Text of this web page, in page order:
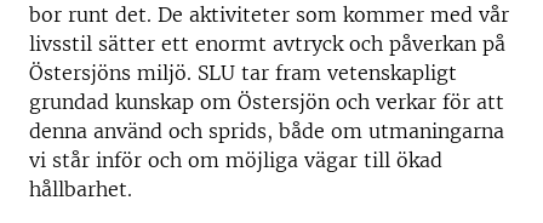
bor runt det. De aktiviteter som kommer med vår
livsstil sätter ett enormt avtryck och påverkan på
Östersjöns miljö. SLU tar fram vetenskapligt
grundad kunskap om Östersjön och verkar för att
denna använd och sprids, både om utmaningarna
vi står inför och om möjliga vägar till ökad
hållbarhet.